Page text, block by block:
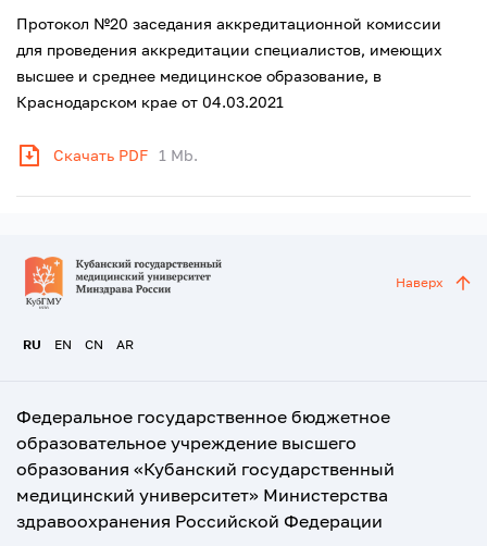
Протокол №20 заседания аккредитационной комиссии
для проведения аккредитации специалистов, имеющих
высшее и среднее медицинское образование, в
Краснодарском крае от 04.03.2021
Скачать PDF 1 Mb.
RU EN CN AR
Наверх
Федеральное государственное бюджетное
образовательное учреждение высшего
образования «Кубанский государственный
медицинский университет» Министерства
здравоохранения Российской Федерации